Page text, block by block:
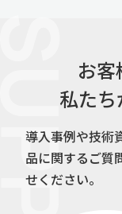
お客
私たち
導入事例や技術
品に関するご質
せください。